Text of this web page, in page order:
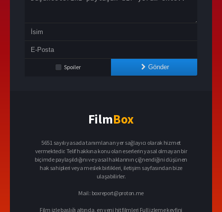
Spoiler Gönder
FilmBox
5651 sayılı yasada tanımlanan yer sağlayıcı olarak hizmet
vermektedir. Telif hakkına konu olan eserlerin yasal olmayan bir
biçimde paylaşıldığını ve yasal haklarının çiğnendiğini düşünen
hak sahipleri veya meslek birlikleri, iletişim sayfasından bize
ulaşabilirler.
Mail : boxreport@proton.me
Film izle başlığı altında, en yeni hit filmleri Full izleme keyfini